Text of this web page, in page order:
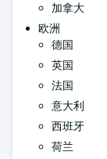
加拿大
欧洲
德国
英国
法国
意大利
西班牙
荷兰